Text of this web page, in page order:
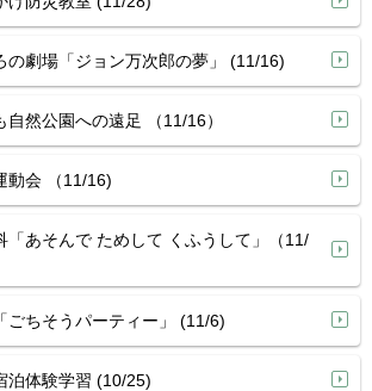
劇場「ジョン万次郎の夢」 (11/16)
然公園への遠足 （11/16）
会 （11/16)
あそんで ためして くふうして」（11/
ちそうパーティー」 (11/6)
体験学習 (10/25)